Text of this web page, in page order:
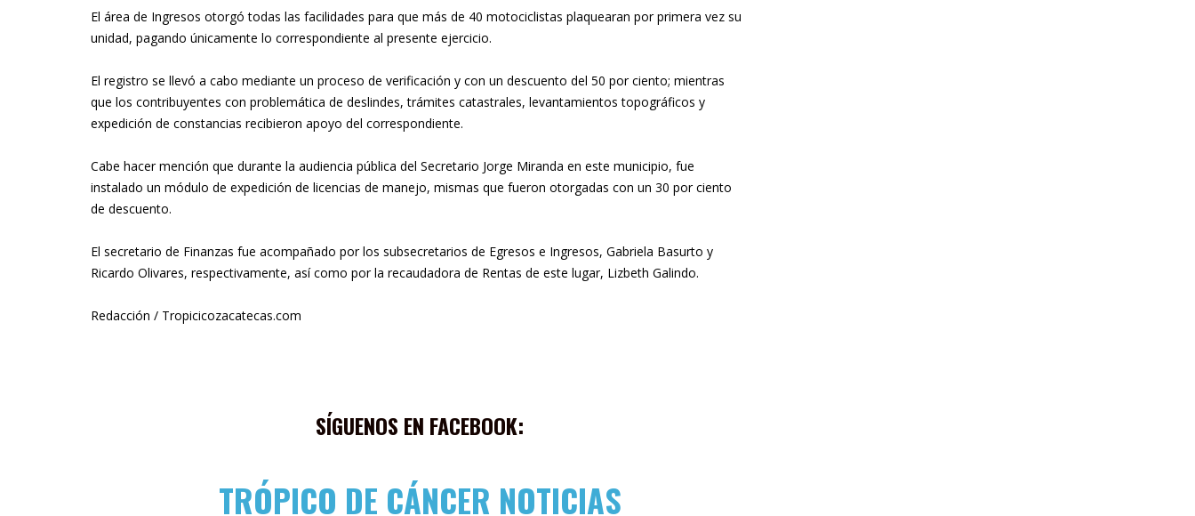
El área de Ingresos otorgó todas las facilidades para que más de 40 motociclistas plaquearan por primera vez su
unidad, pagando únicamente lo correspondiente al presente ejercicio.
El registro se llevó a cabo mediante un proceso de verificación y con un descuento del 50 por ciento; mientras
que los contribuyentes con problemática de deslindes, trámites catastrales, levantamientos topográficos y
expedición de constancias recibieron apoyo del correspondiente.
Cabe hacer mención que durante la audiencia pública del Secretario Jorge Miranda en este municipio, fue
instalado un módulo de expedición de licencias de manejo, mismas que fueron otorgadas con un 30 por ciento
de descuento.
El secretario de Finanzas fue acompañado por los subsecretarios de Egresos e Ingresos, Gabriela Basurto y
Ricardo Olivares, respectivamente, así como por la recaudadora de Rentas de este lugar, Lizbeth Galindo.
Redacción / Tropicicozacatecas.com
SÍGUENOS EN FACEBOOK:
TRÓPICO DE CÁNCER NOTICIAS